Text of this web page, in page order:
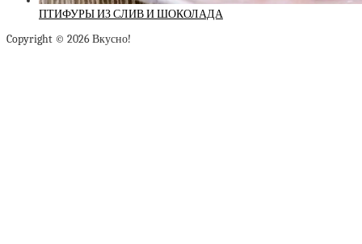
ПТИФУРЫ ИЗ СЛИВ И ШОКОЛАДА
Copyright © 2026 Вкусно!